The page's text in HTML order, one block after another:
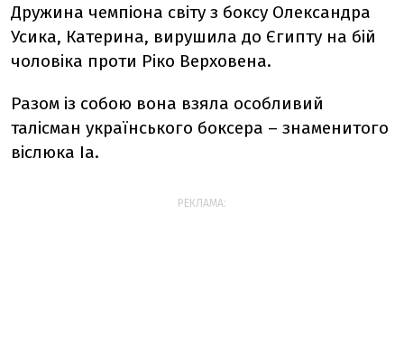
Дружина чемпіона світу з боксу Олександра
Усика, Катерина, вирушила до Єгипту на бій
чоловіка проти Ріко Верховена.
Разом із собою вона взяла особливий
талісман українського боксера – знаменитого
віслюка Іа.
РЕКЛАМА: